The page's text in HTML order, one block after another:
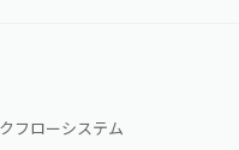
フローシステム